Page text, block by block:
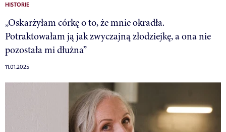
HISTORIE
„Oskarżyłam córkę o to, że mnie okradła.
Potraktowałam ją jak zwyczajną złodziejkę, a ona nie
pozostała mi dłużna”
11.01.2025